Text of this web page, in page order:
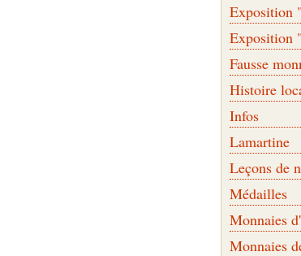
Exposition
Exposition
Fausse
Histoire
Infos
Lamartine
Leçons de
Médailles
Monnaies
Monnaies